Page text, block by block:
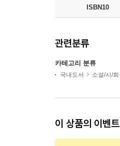
ISBN10
관련분류
카테고리 분류
국내도서 소설/시/희
이 상품의 이벤트